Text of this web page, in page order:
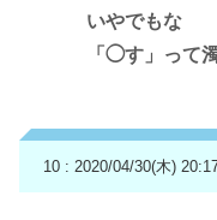
いやでもな
「◯す」って
10 : 2020/04/30(木)